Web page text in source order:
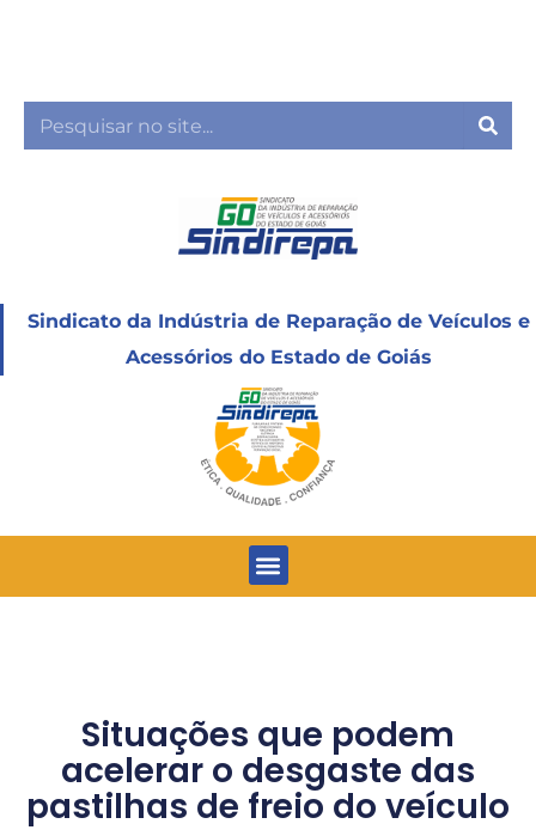
conteúdo
Sindicato da Indústria de Reparação de Veículos e
Acessórios do Estado de Goiás
Menu
Situações que podem
acelerar o desgaste das
pastilhas de freio do veículo